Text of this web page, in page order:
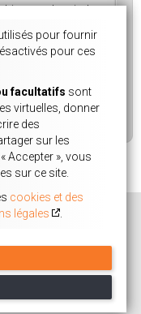
ASSOCIÉS
candidature en ligne
& patrimoine
nous Connexion
pour fournir
pour ces
facultatifs sont
virtuelles, donner
des
sur les
« Accepter », vous
sur ce site.
cookies et des
légales .